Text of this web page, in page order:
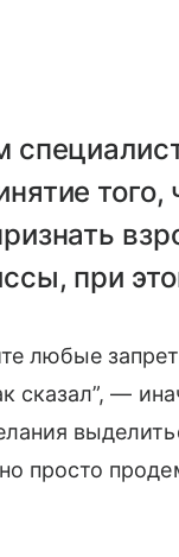
при
любые
сказал”, —
просто